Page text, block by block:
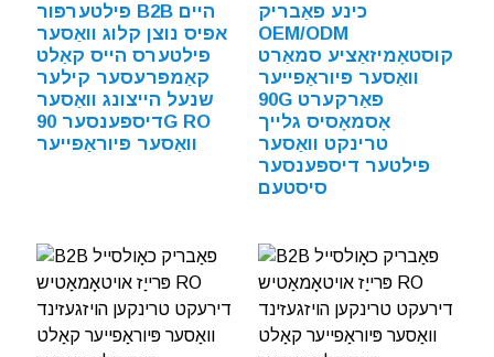
פילטערפּור B2B היים
אפיס נוצן קלוג וואַסער
פילטערס הייס קאַלט
קאַמפּרעסער קילער
שנעל הייצונג וואַסער
דיספּענסער 90G RO
וואַסער פּיוראַפייער
כינע פאַבריק
OEM/ODM
קוסטאָמיזאַציע סמאַרט
וואַסער פּיוראַפייער
90G פאַרקערט
אָסמאָסיס גלייך
טרינקט וואַסער
פילטער דיספּענסער
סיסטעם